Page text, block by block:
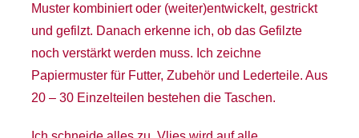
Muster kombiniert oder (weiter)entwickelt, gestrickt
und gefilzt. Danach erkenne ich, ob das Gefilzte
noch verstärkt werden muss. Ich zeichne
Papiermuster für Futter, Zubehör und Lederteile. Aus
20 – 30 Einzelteilen bestehen die Taschen.